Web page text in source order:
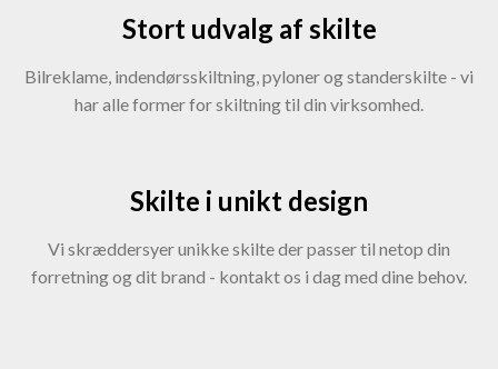
Stort udvalg af skilte
Bilreklame, indendørsskiltning, pyloner og standerskilte - vi
har alle former for skiltning til din virksomhed.
Skilte i unikt design
​​Vi skræddersyer unikke skilte der passer til netop din
forretning og dit brand - kontakt os i dag med dine behov.